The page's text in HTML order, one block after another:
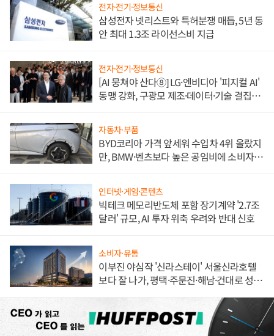
전자·전기·정보통신
삼성전자 넷리스트와 특허분쟁 매듭, 5년 동
안 최대 1.3조 라이선스비 지급
전자·전기·정보통신
[AI 뭉쳐야 산다⑧] LG·엔비디아 '피지컬 AI'
동맹 강화, 구광모 제조·데이터·기술 결집
자동차·부품
BYD코리아 가격 앞세워 수입차 4위 올랐지
만, BMW·벤츠보다 높은 공임비에 소비자
인터넷·게임·콘텐츠
빅테크 메모리반도체 포함 장기계약 '2.7조
달러' 규모, AI 투자 위축 우려와 반대 신호
소비자·유통
이부진 야심작 '신라스테이' 서울신라호텔
보다 잘 나가, 평택·주문진·해남·건대로 성